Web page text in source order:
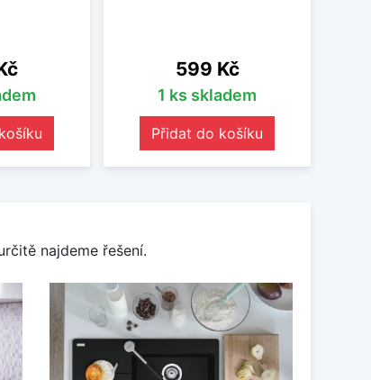
Cena
599 Kč
1 ks skladem
Přidat do košíku
najdeme řešení.